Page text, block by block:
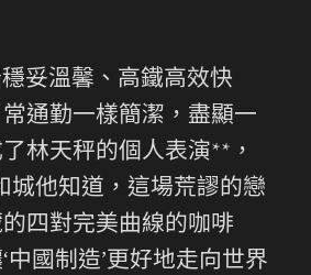
妥溫馨、高鐵高效快
通勤一樣簡潔，盡顯一
林天秤的個人表演**，
城他知道，這場荒謬的戀
四對完美曲線的咖啡
中國制造’更好地走向世界